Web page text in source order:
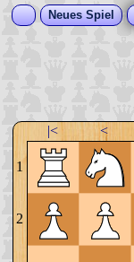
Neues Spiel
|< <
1
2